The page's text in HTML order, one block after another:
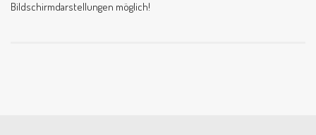
Bildschirmdarstellungen möglich!